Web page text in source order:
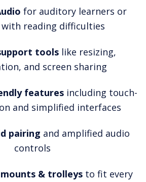
for auditory learners or
reading difficulties
tools like resizing,
and screen sharing
features including touch-
and simplified interfaces
pairing and amplified audio
controls
& trolleys to fit every